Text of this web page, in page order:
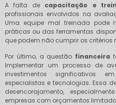
A falta de capacitação e
profissionais envolvidos na
Uma equipe mal treinada pode
práticas ou das ferramentas
que podem não cumprir os
Por último, a questão financeira
Implementar um processo de
investimentos significativos
especialistas e tecnologias. Essa
desencorajamento,
empresas com orçamentos